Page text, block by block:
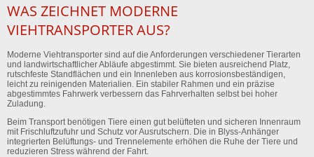
WAS ZEICHNET MODERNE
VIEHTRANSPORTER AUS?
Moderne Viehtransporter sind auf die Anforderungen verschiedener Tierarten
und landwirtschaftlicher Abläufe abgestimmt. Sie bieten ausreichend Platz,
rutschfeste Standflächen und ein Innenleben aus korrosionsbeständigen,
leicht zu reinigenden Materialien. Ein stabiler Rahmen und ein präzise
abgestimmtes Fahrwerk verbessern das Fahrverhalten selbst bei hoher
Zuladung.
Beim Transport benötigen Tiere einen gut belüfteten und sicheren Innenraum
mit Frischluftzufuhr und Schutz vor Ausrutschern. Die in Blyss-Anhänger
integrierten Belüftungs- und Trennelemente erhöhen die Ruhe der Tiere und
reduzieren Stress während der Fahrt.